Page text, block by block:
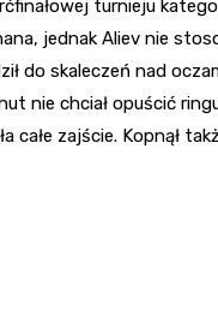
turnieju
jednak Aliev nie
do skaleczeń nad
nie chciał opuścić
całe zajście. Kopnął